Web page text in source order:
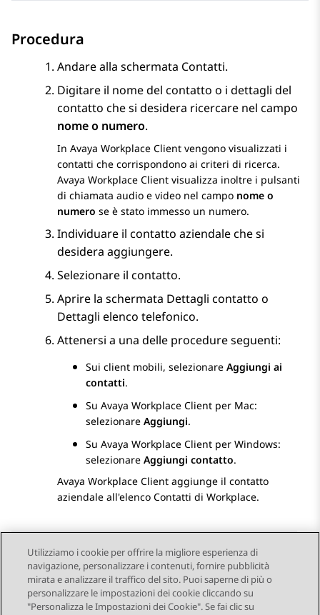
Procedura
Andare alla schermata Contatti.
Digitare il nome del contatto o i dettagli del
contatto che si desidera ricercare nel campo
nome o numero.
In Avaya Workplace Client vengono visualizzati i
contatti che corrispondono ai criteri di ricerca.
Avaya Workplace Client visualizza inoltre i pulsanti
di chiamata audio e video nel campo nome o
numero se è stato immesso un numero.
Individuare il contatto aziendale che si
desidera aggiungere.
Selezionare il contatto.
Aprire la schermata Dettagli contatto o
Dettagli elenco telefonico.
Attenersi a una delle procedure seguenti:
Sui client mobili, selezionare Aggiungi ai
contatti.
Su Avaya Workplace Client per Mac:
selezionare Aggiungi.
Su Avaya Workplace Client per Windows:
selezionare Aggiungi contatto.
Avaya Workplace Client aggiunge il contatto
aziendale all'elenco Contatti di Workplace.
Send Feedback
Utilizziamo i cookie per offrire la migliore esperienza di
navigazione, personalizzare i contenuti, fornire pubblicità
mirata e analizzare il traffico del sito. Puoi saperne di più o
personalizzare le impostazioni dei cookie cliccando su
"Personalizza le Impostazioni dei Cookie". Se fai clic su